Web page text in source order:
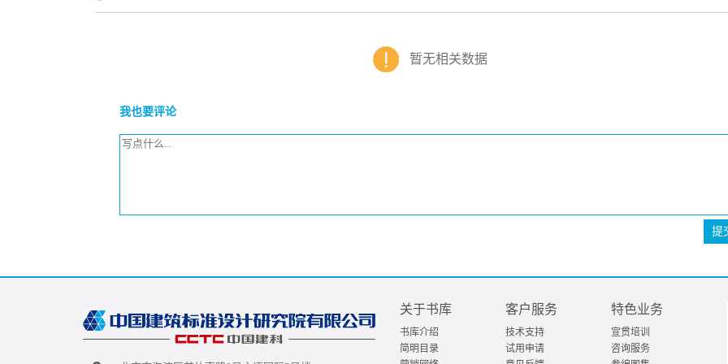
暂无相关数据
我也要评论
提
关于书库
书库介绍
简明目录
客户服务
技术支持
试用申请
特色业务
宣贯培训
咨询服务